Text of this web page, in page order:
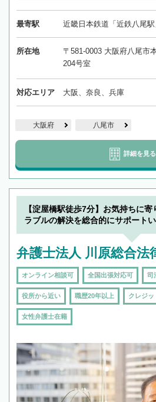
最寄駅 近畿日本鉄道「近鉄八尾
所在地
〒581-0003 大阪府八尾市
204号室
対応エリア 大阪、奈良、兵庫
大阪府 八尾市
詳細を見る
【淀屋橋駅徒歩7分】お気持ちに
ラブルの解決を総合的にサポート
弁護士法人 川原総合法
オンライン相談可 全国出張対応可 司
役所から近い 職歴20年以上 クレジ
女性弁護士在籍